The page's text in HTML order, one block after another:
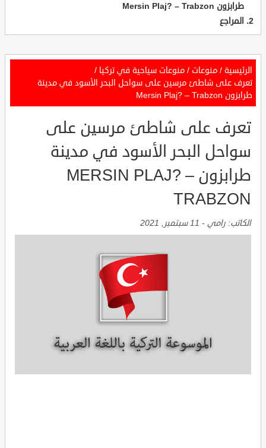
طرابزون Mersin Plaj? – Trabzon
المراجع
الرئيسية / منوعات / منوعات سياحية في تركيا /
تعرف على شاطئ مرسين على سواحل البحر الأسود في مدينة
طرابزون Mersin Plaj? – Trabzon
تعرف على شاطئ مرسين على
سواحل البحر الأسود في مدينة
طرابزون MERSIN PLAJ? –
TRABZON
الكاتب: رامي - 11 سبتمبر, 2021